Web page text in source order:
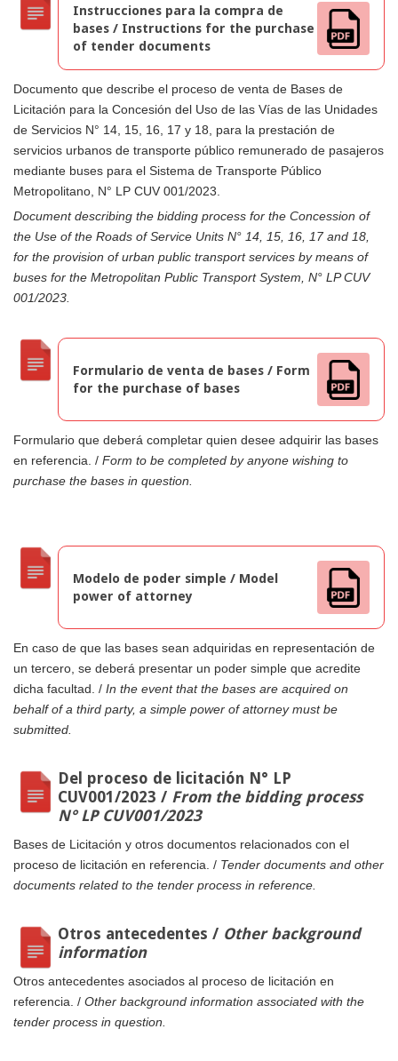
Instrucciones para la compra de
bases / Instructions for the purchase
of tender documents
Documento que describe el proceso de venta de Bases de
Licitación para la Concesión del Uso de las Vías de las Unidades
de Servicios N° 14, 15, 16, 17 y 18, para la prestación de
servicios urbanos de transporte público remunerado de pasajeros
mediante buses para el Sistema de Transporte Público
Metropolitano, N° LP CUV 001/2023.
Document describing the bidding process for the Concession of
the Use of the Roads of Service Units N° 14, 15, 16, 17 and 18,
for the provision of urban public transport services by means of
buses for the Metropolitan Public Transport System, N° LP CUV
001/2023.
Formulario de venta de bases / Form
for the purchase of bases
Formulario que deberá completar quien desee adquirir las bases
en referencia. / Form to be completed by anyone wishing to
purchase the bases in question.
Modelo de poder simple / Model
power of attorney
En caso de que las bases sean adquiridas en representación de
un tercero, se deberá presentar un poder simple que acredite
dicha facultad. / In the event that the bases are acquired on
behalf of a third party, a simple power of attorney must be
submitted.
Del proceso de licitación N° LP
CUV001/2023 / From the bidding process
N° LP CUV001/2023
Bases de Licitación y otros documentos relacionados con el
proceso de licitación en referencia. / Tender documents and other
documents related to the tender process in reference.
Otros antecedentes / Other background
information
Otros antecedentes asociados al proceso de licitación en
referencia. / Other background information associated with the
tender process in question.